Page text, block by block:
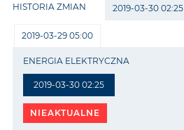
HISTORIA ZMIAN 2019-03-30 02:25
2019-03-29 05:00
2019-03-30 02:25
ENERGIA ELEKTRYCZNA
NIEAKTUALNE